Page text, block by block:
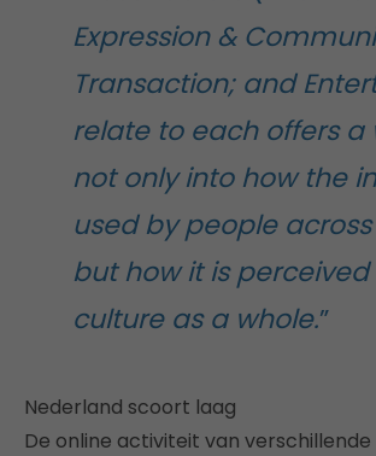
Expression &
Transaction; and
relate to each offers a
not only into how the
used by people
but how it is
culture as a whole.”
Nederland scoort laag
De online activiteit van verschillende